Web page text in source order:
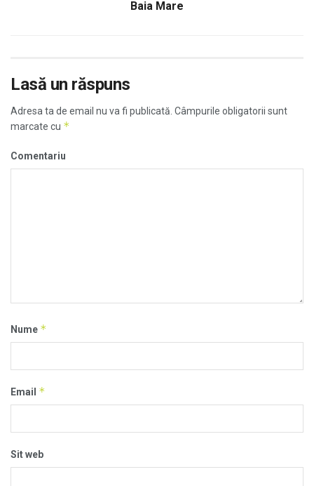
Baia Mare
Lasă un răspuns
Adresa ta de email nu va fi publicată. Câmpurile obligatorii sunt
marcate cu *
Comentariu
Nume *
Email *
Sit web